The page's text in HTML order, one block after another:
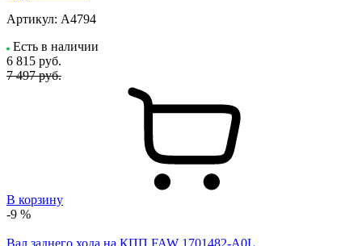
Артикул: A4794
Есть в наличии
6 815 руб.
7 497 руб.
В корзину
-9 %
Вал заднего хода на КПП FAW 1701482-A0L